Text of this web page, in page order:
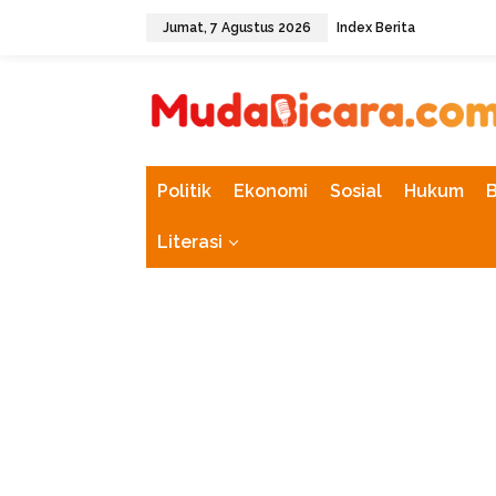
Jumat, 7 Agustus 2026 Index Berita
Politik Ekonomi Sosial Hukum
Literasi